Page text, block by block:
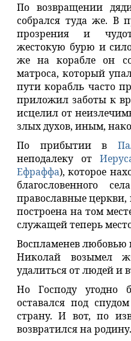
По возвращении
собрался туда же. В
прозрения и
жестокую бурю и
же на корабле он
матроса, который
пути корабль часто
приложил заботы к
исцелил от
злых духов, иным,
По прибытии в
неподалеку от
Ефраффа), которое
благословенного
православные церкви,
построена на том
служащей теперь
Воспламенев любовью
Николай возымел
удалиться от людей и
Но Господу угодно
оставался под
страну. И вот, по
возвратился на родину.